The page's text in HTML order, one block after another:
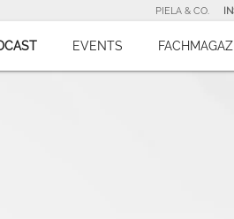
PIELA & CO.
EVENTS